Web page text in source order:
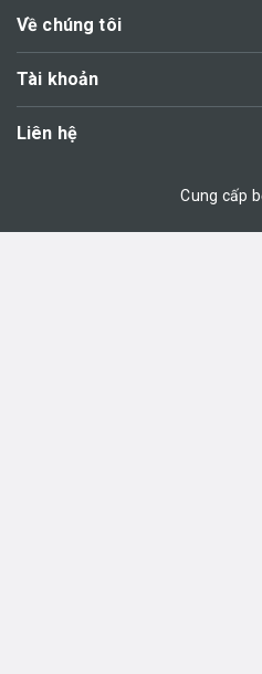
Về chúng tôi
Tài khoản
Liên hệ
Cung cấp